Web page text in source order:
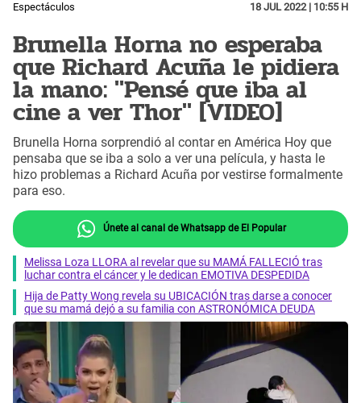
Espectáculos 18 JUL 2022 | 10:55 H
Brunella Horna no esperaba
que Richard Acuña le pidiera
la mano: "Pensé que iba al
cine a ver Thor" [VIDEO]
Brunella Horna sorprendió al contar en América Hoy que
pensaba que se iba a solo a ver una película, y hasta le
hizo problemas a Richard Acuña por vestirse formalmente
para eso.
Únete al canal de Whatsapp de El Popular
Melissa Loza LLORA al revelar que su MAMÁ FALLECIÓ tras
luchar contra el cáncer y le dedican EMOTIVA DESPEDIDA
Hija de Patty Wong revela su UBICACIÓN tras darse a conocer
que su mamá dejó a su familia con ASTRONÓMICA DEUDA